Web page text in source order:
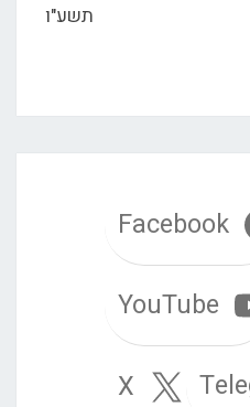
תשע"ו
Facebook
YouTube
X